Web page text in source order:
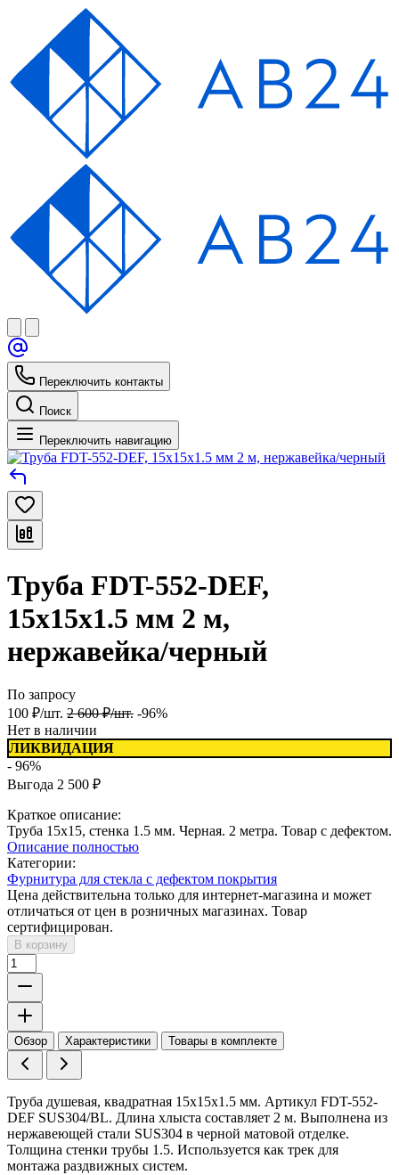
Переключить контакты
Поиск
Переключить навигацию
Труба FDT-552-DEF,
15х15х1.5 мм 2 м,
нержавейка/черный
По запросу
100 ₽/шт. 2 600 ₽/шт. -96%
Нет в наличии
ЛИКВИДАЦИЯ
- 96%
Выгода 2 500 ₽
Краткое описание:
Труба 15х15, стенка 1.5 мм. Черная. 2 метра. Товар с дефектом.
Описание полностью
Категории:
Фурнитура для стекла с дефектом покрытия
Цена действительна только для интернет-магазина и может
отличаться от цен в розничных магазинах. Товар
сертифицирован.
В корзину
Обзор Характеристики Товары в комплекте
Труба душевая, квадратная 15х15х1.5 мм. Артикул FDT-552-
DEF SUS304/BL. Длина хлыста составляет 2 м. Выполнена из
нержавеющей стали SUS304 в черной матовой отделке.
Толщина стенки трубы 1.5. Используется как трек для
монтажа раздвижных систем.